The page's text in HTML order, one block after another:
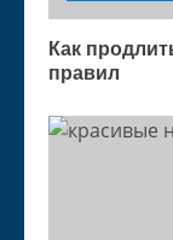
Как
правил